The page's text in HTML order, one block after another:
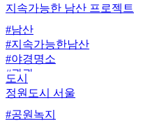
지속가능한 남산 프로젝트
#남산
#지속가능한남산
#야경명소
#관광
#남산곤돌라
#케데헌
도시
정원도시 서울
#공원녹지